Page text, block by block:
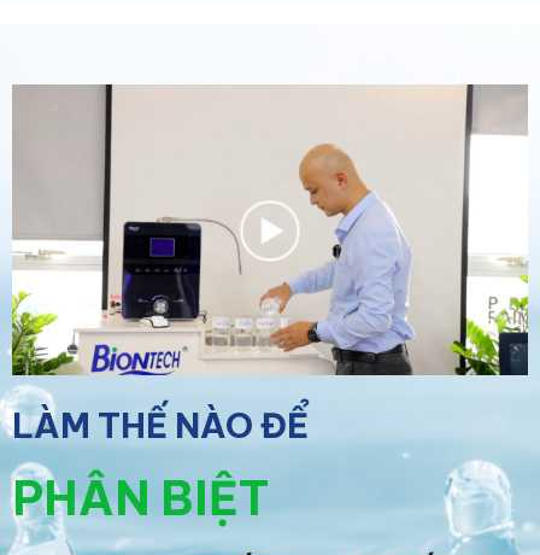
LÀM THẾ NÀO ĐỂ
PHÂN BIỆT